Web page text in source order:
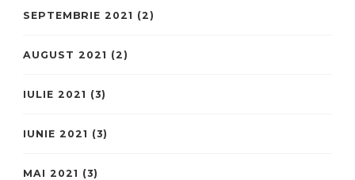
SEPTEMBRIE 2021 (2)
AUGUST 2021 (2)
IULIE 2021 (3)
IUNIE 2021 (3)
MAI 2021 (3)